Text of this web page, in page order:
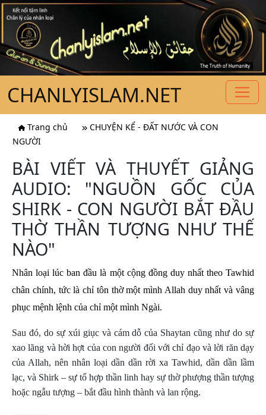
CHANLYISLAM.NET
Trang chủ
CHUYỆN KỂ - ĐẤT NƯỚC VÀ CON
NGƯỜI
BÀI VIẾT VÀ THUYẾT GIẢNG
AUDIO: "NGUỒN GỐC CỦA
SHIRK - CON NGƯỜI BẮT ĐẦU
THỜ THẦN TƯỢNG NHƯ THẾ
NÀO"
Nhân loại lúc ban đầu là một cộng đồng duy nhất theo Tawhid
chân chính, tức là chỉ tôn thờ một mình Allah duy nhất và vâng
phục mệnh lệnh của chỉ một mình Ngài.
Sau đó, do sự xúi giục và cám dỗ của Shaytan cũng như do sự
xao lãng và hời hợt của con người đối với chỉ đạo và lời răn dạy
của Allah, nên nhân loại dần dần rời xa Tawhid, dần dần lầm
lạc, và Shirk – sự tổ hợp thần linh hay sự thờ phượng thần tượng
hoặc ngẫu tượng – bắt đầu hình thành và lan rộng.